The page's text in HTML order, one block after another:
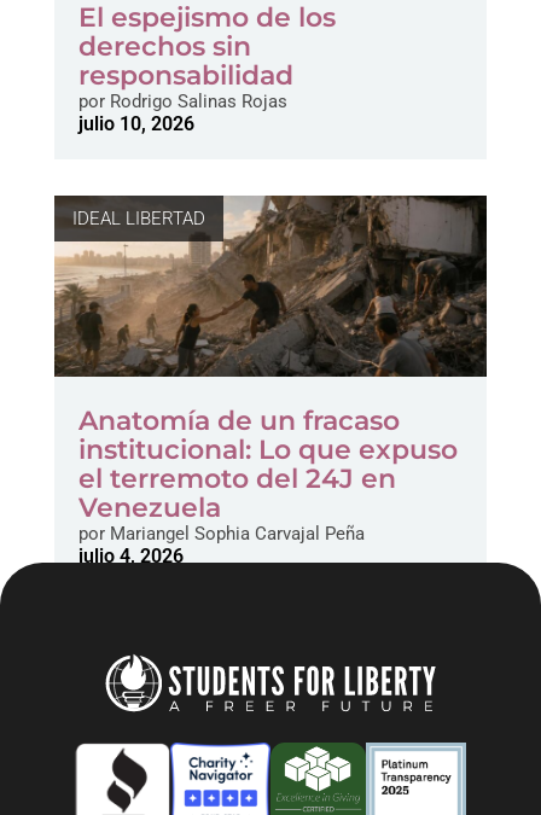
El espejismo de los
derechos sin
responsabilidad
porRodrigo Salinas Rojas
julio 10, 2026
IDEAL LIBERTAD
Anatomía de un fracaso
institucional: Lo que expuso
el terremoto del 24J en
Venezuela
porMariangel Sophia Carvajal Peña
julio 4, 2026